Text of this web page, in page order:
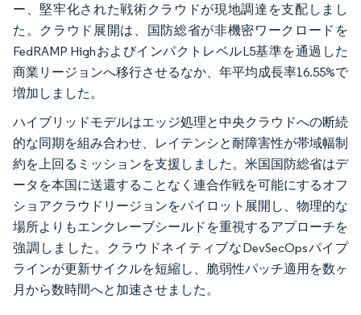
ー、堅牢化された戦術クラウドが現地調達を支配しまし
た。クラウド展開は、国防総省が非機密ワークロードを
FedRAMP HighおよびインパクトレベルL5基準を通過した
商業リージョンへ移行させるなか、年平均成長率16.55%で
増加しました。
ハイブリッドモデルはエッジ処理と中央クラウドへの断続
的な同期を組み合わせ、レイテンシと耐障害性が帯域幅制
約を上回るミッションを支援しました。米国国防総省はデ
ータを本国に送還することなく連合作戦を可能にするオフ
ショアクラウドリージョンをパイロット展開し、物理的な
場所よりもエンクレーブシールドを重視するアプローチを
強調しました。クラウドネイティブなDevSecOpsパイプ
ラインが更新サイクルを短縮し、脆弱性パッチ適用を数ヶ
月から数時間へと加速させました。